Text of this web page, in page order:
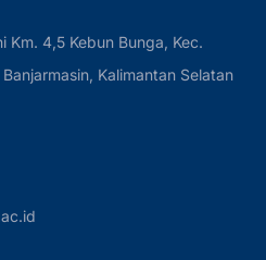
Km. 4,5 Kebun Bunga, Kec.
Kalimantan Selatan